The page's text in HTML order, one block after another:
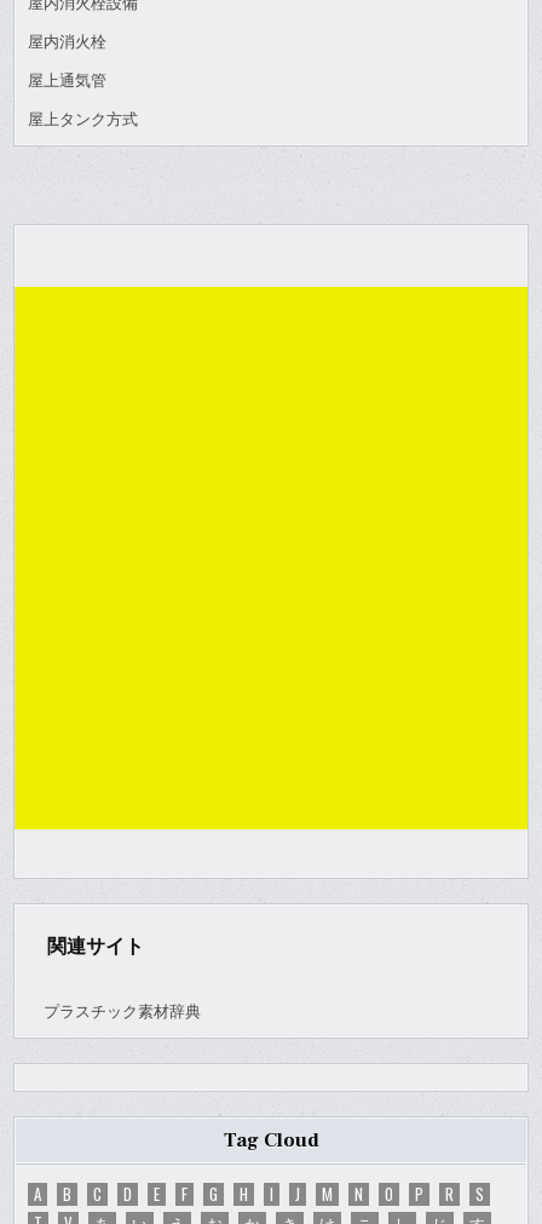
屋内消火栓
屋上通気管
屋上タンク方式
関連サイト
プラスチック素材辞典
Tag Cloud
A B C D E F G H I J M N O P R
S